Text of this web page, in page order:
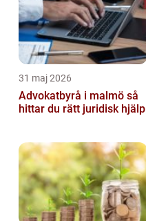
31 maj 2026
Advokatbyrå i malmö så
hittar du rätt juridisk hjälp